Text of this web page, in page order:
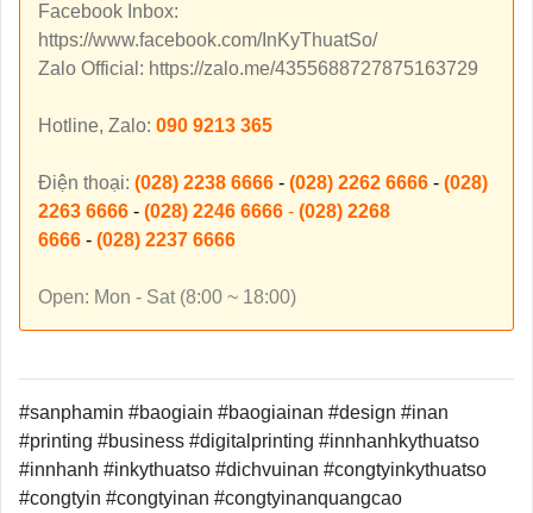
Facebook Inbox:
https://www.facebook.com/InKyThuatSo/
Zalo Official: https://zalo.me/4355688727875163729
Hotline, Zalo: 090 9213 365
Điện thoại: (028) 2238 6666 - (028) 2262 6666 - (028)
2263 6666 - (028) 2246 6666 - (028) 2268
6666 - (028) 2237 6666
Open: Mon - Sat (8:00 ~ 18:00)
#sanphamin #baogiain #baogiainan #design #inan
#printing #business #digitalprinting #innhanhkythuatso
#innhanh #inkythuatso #dichvuinan #congtyinkythuatso
#congtyin #congtyinan #congtyinanquangcao